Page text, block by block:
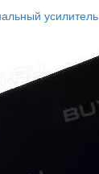
усилитель